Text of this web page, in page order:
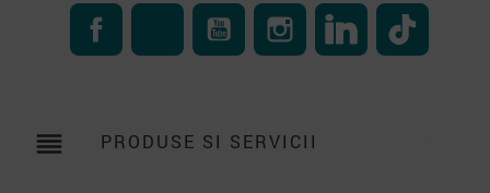
FacebookRSS YouTube InstagramLinkedIn
reorder PRODUSE SI SERVICII